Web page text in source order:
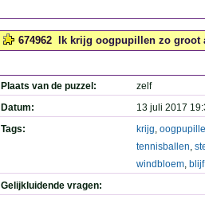
674962 Ik krijg oogpupillen zo
Plaats van de puzzel:
zelf
Datum:
13 juli 2017
Tags:
krijg,
tennisballen,
windbloem, blijf
Gelijkluidende vragen: